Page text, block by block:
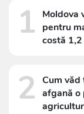
1 Moldova
pentru
costă
2 Cum văd
afgană o